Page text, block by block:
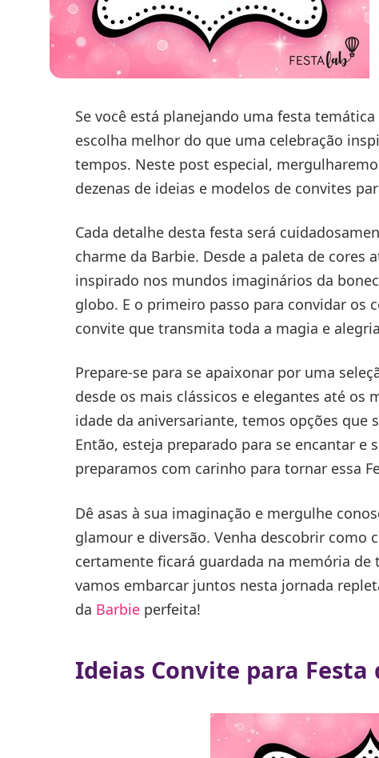
Se você está planejando uma festa
escolha melhor do que uma celebração
tempos. Neste post especial,
dezenas de ideias e modelos de convites
Cada detalhe desta festa será
charme da Barbie. Desde a paleta de cores
inspirado nos mundos imaginários da
globo. E o primeiro passo para convidar os
convite que transmita toda a magia e
Prepare-se para se apaixonar por uma
desde os mais clássicos e elegantes até
idade da aniversariante, temos opções que
Então, esteja preparado para se encantar e
preparamos com carinho para tornar essa
Dê asas à sua imaginação e mergulhe
glamour e diversão. Venha descobrir como
certamente ficará guardada na memória
vamos embarcar juntos nesta jornada
da Barbieperfeita!
Ideias Convite para Festa